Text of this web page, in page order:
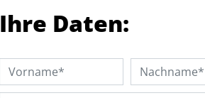
Ihre Daten: